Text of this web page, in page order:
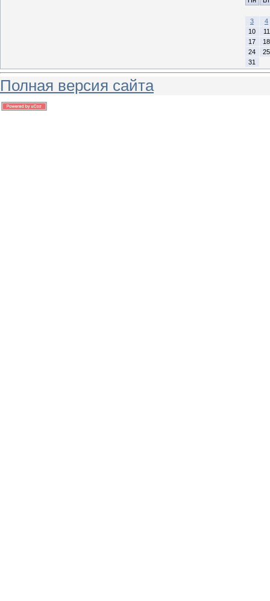
3
4
10
11
17
18
24
25
31
Полная версия сайта